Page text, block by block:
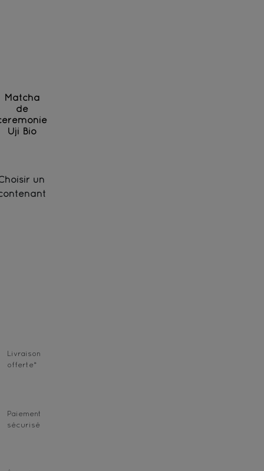
Matcha
de
Uji Bio
un
Livraison
offerte*
Paiement
sécurisé